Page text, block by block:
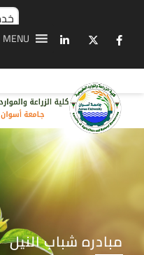
MENU
مبادره شباب النيل